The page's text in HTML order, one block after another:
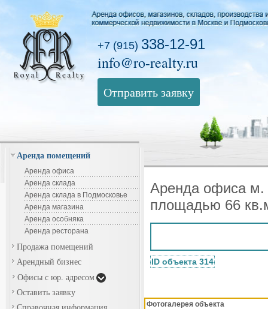
+7 (915) 338-12-91
info@ro-realty.ru
Отправить заявку
Аренда помещений
Аренда офиса
Аренда склада
Аренда склада в Подмосковье
Аренда магазина
Аренда особняка
Аренда ресторана
Продажа помещений
Арендный бизнес
Офисы с юр. адресом
Оставить заявку
Аренда офиса
площадью 66
ID объекта 314
Фотогалерея объекта